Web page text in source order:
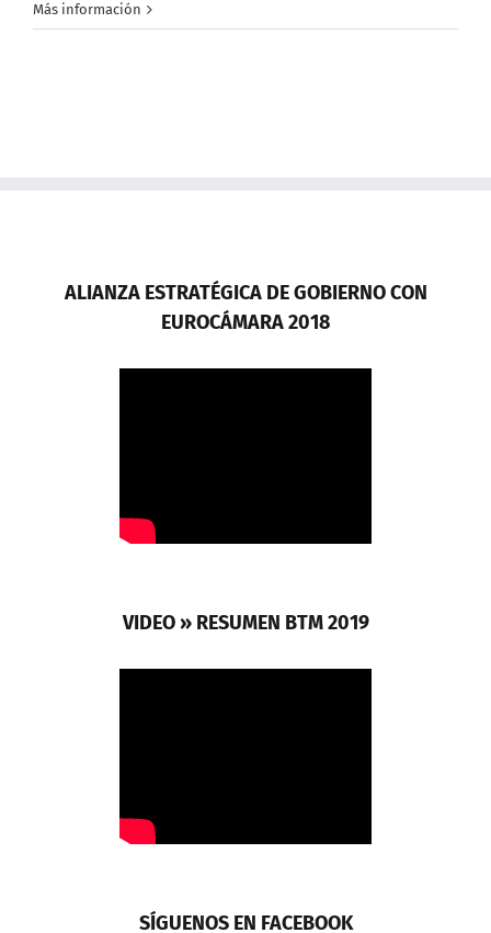
Más información
ALIANZA ESTRATÉGICA DE GOBIERNO CON
EUROCÁMARA 2018
VIDEO » RESUMEN BTM 2019
SÍGUENOS EN FACEBOOK